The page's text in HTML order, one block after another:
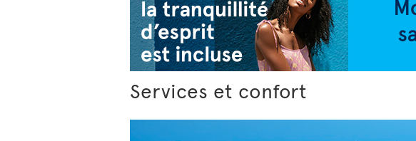
Services et confort